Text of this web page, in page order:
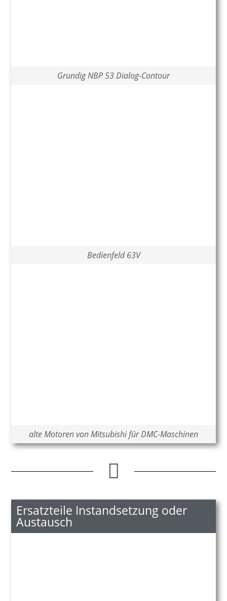
Grundig NBP 53 Dialog-Contour
Bedienfeld 63V
alte Motoren von Mitsubishi für DMC-Maschinen
Ersatzteile Instandsetzung oder
Austausch